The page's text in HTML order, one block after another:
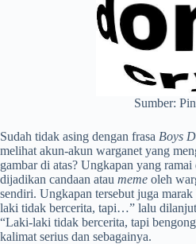
Sumber:
Sudah tidak asing dengan frasa Boys
melihat akun-akun warganet yang
gambar di atas? Ungkapan yang
dijadikan candaan atau meme oleh
sendiri. Ungkapan tersebut juga
laki tidak bercerita, tapi…” lalu dilanjut
“Laki-laki tidak bercerita, tapi
kalimat serius dan sebagainya.